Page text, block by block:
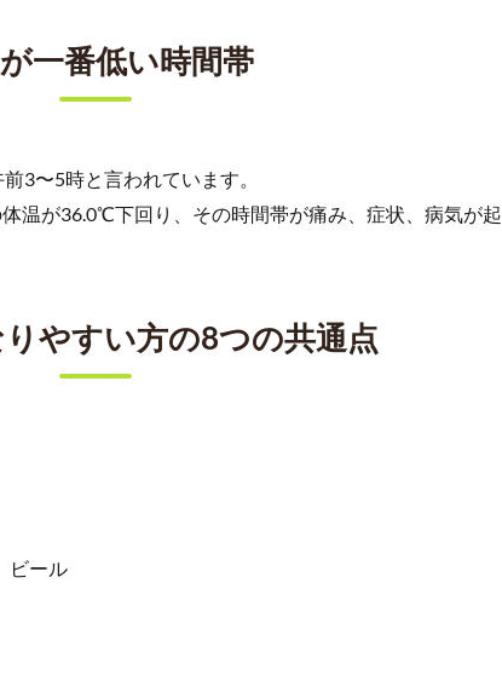
一番低い時間帯
3〜5時と言われています。
温が36.0℃下回り、その時間帯が痛み、症状、病気が起
やすい方の8つの共通点
ビール